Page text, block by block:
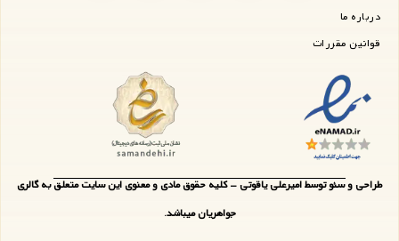
درباره ما
قوانین مقررات
طراحی و سئو توسط امیرعلی یاقوتی - کلیه حقوق مادی و معنوی این سایت متعلق به گالری
جواهریان میباشد.